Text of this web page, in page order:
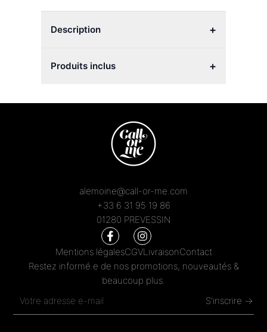
Description +
Produits inclus +
alemoine@call-or-me.com
+33 6 31 95 19 86
01280 PREVESSIN
Mentions légalesCGVLivraisonContact
Restez informé.e de nos promotions, nouveautés &
beaucoup plus.
S'inscrire →